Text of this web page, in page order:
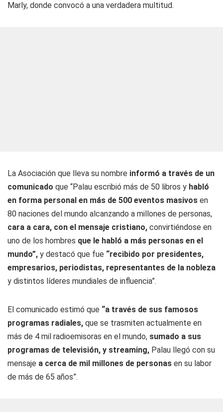
Marly, donde convocó a una verdadera multitud.
La Asociación que lleva su nombre informó a través de un
comunicado que “Palau escribió más de 50 libros y habló
en forma personal en más de 500 eventos masivos en
80 naciones del mundo alcanzando a millones de personas,
cara a cara, con el mensaje cristiano, convirtiéndose en
uno de los hombres que le habló a más personas en el
mundo”, y destacó que fue “recibido por presidentes,
empresarios, periodistas, representantes de la nobleza
y distintos líderes mundiales de influencia”.
El comunicado estimó que “a través de sus famosos
programas radiales, que se trasmiten actualmente en
más de 4 mil radioemisoras en el mundo, sumado a sus
programas de televisión, y streaming, Palau llegó con su
mensaje a cerca de mil millones de personas en su labor
de más de 65 años”.